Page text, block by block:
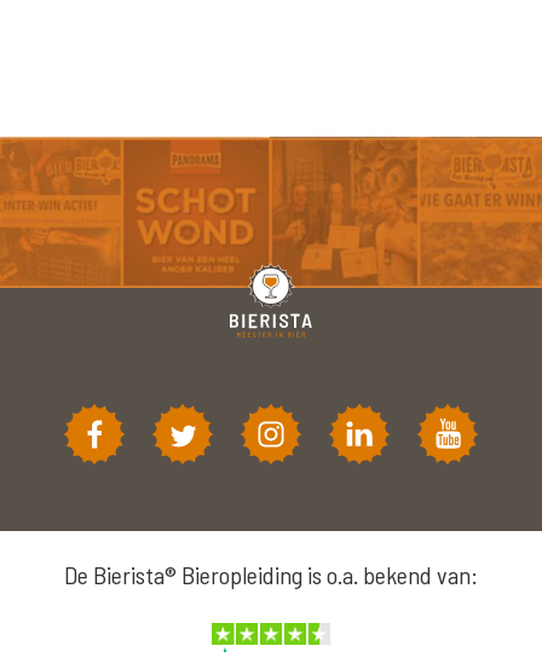
De Bierista® Bieropleiding is o.a. bekend van: